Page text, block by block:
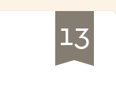
13